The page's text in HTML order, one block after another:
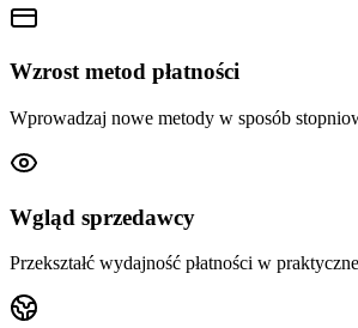
Wzrost metod płatności
Wprowadzaj nowe metody w sposób
Wgląd sprzedawcy
Przekształć wydajność płatności w